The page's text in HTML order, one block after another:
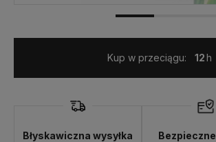
Kup w przeciągu: 12
Błyskawiczna wysyłka
Bezpieczne